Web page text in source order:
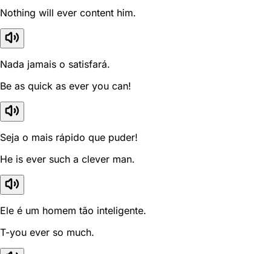
Nothing will ever content him.
Nada jamais o satisfará.
Be as quick as ever you can!
Seja o mais rápido que puder!
He is ever such a clever man.
Ele é um homem tão inteligente.
T-you ever so much.